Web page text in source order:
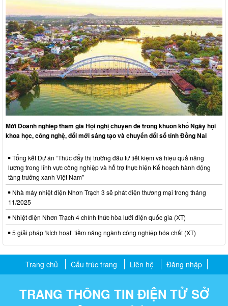
Mời Doanh nghiệp tham gia Hội nghị chuyên đề trong khuôn khổ Ngày hội
khoa học, công nghệ, đổi mới sáng tạo và chuyển đổi số tỉnh Đồng Nai
Tổng kết Dự án “Thúc đẩy thị trường đầu tư tiết kiệm và hiệu quả năng
lượng trong lĩnh vực công nghiệp và hỗ trợ thực hiện Kế hoạch hành động
tăng trưởng xanh Việt Nam”
Nhà máy nhiệt điện Nhơn Trạch 3 sẽ phát điện thương mại trong tháng
11/2025
Nhiệt điện Nhơn Trạch 4 chính thức hòa lưới điện quốc gia (XT)
5 giải pháp ‘kích hoạt’ tiềm năng ngành công nghiệp hóa chất (XT)
Trang chủ Cấu trúc trang Liên hệ Đăng nhập
TRANG THÔNG TIN ĐIỆN TỬ SỞ